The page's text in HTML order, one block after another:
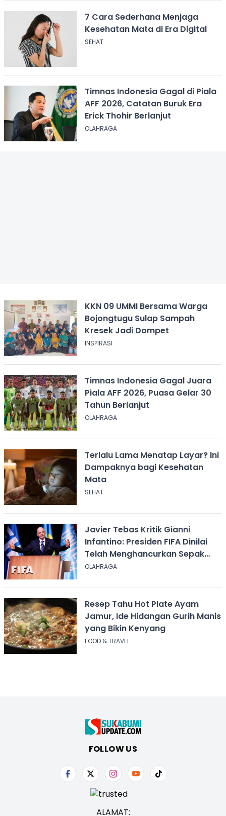
7 Cara Sederhana Menjaga
Kesehatan Mata di Era Digital
SEHAT
Timnas Indonesia Gagal di Piala
AFF 2026, Catatan Buruk Era
Erick Thohir Berlanjut
OLAHRAGA
KKN 09 UMMI Bersama Warga
Bojongtugu Sulap Sampah
Kresek Jadi Dompet
INSPIRASI
Timnas Indonesia Gagal Juara
Piala AFF 2026, Puasa Gelar 30
Tahun Berlanjut
OLAHRAGA
Terlalu Lama Menatap Layar? Ini
Dampaknya bagi Kesehatan
Mata
SEHAT
Javier Tebas Kritik Gianni
Infantino: Presiden FIFA Dinilai
Telah Menghancurkan Sepak
Bola
OLAHRAGA
Resep Tahu Hot Plate Ayam
Jamur, Ide Hidangan Gurih Manis
yang Bikin Kenyang
FOOD & TRAVEL
FOLLOW US
ALAMAT: